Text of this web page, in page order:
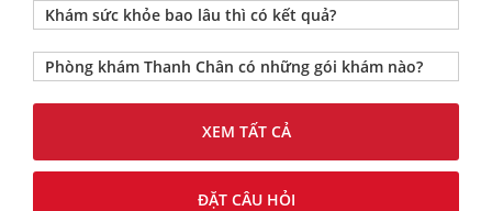
Khám sức khỏe bao lâu thì có kết quả?
Phòng khám Thanh Chân có những gói khám nào?
XEM TẤT CẢ
ĐẶT CÂU HỎI